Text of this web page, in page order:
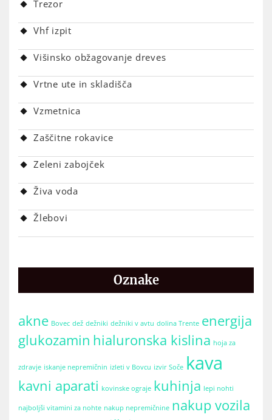
Trezor
Vhf izpit
Višinsko obžagovanje dreves
Vrtne ute in skladišča
Vzmetnica
Zaščitne rokavice
Zeleni zabojček
Živa voda
Žlebovi
Oznake
akne Bovec dež dežniki dežniki v avtu dolina Trente energija
glukozamin hialuronska kislina hoja za
zdravje iskanje nepremičnin izleti v Bovcu izvir Soče kava
kavni aparati kovinske ograje kuhinja lepi nohti
najboljši vitamini za nohte nakup nepremičnine nakup vozila